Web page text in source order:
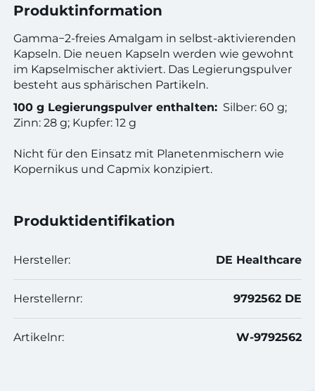
Produktinformation
Gamma−2-freies Amalgam in selbst-aktivierenden
Kapseln. Die neuen Kapseln werden wie gewohnt
im Kapselmischer aktiviert. Das Legierungspulver
besteht aus sphärischen Partikeln.
100 g Legierungspulver enthalten: Silber: 60 g;
Zinn: 28 g; Kupfer: 12 g
Nicht für den Einsatz mit Planetenmischern wie
Kopernikus und Capmix konzipiert.
Produktidentifikation
Hersteller: DE Healthcare
Herstellernr: 9792562 DE
Artikelnr: W-9792562